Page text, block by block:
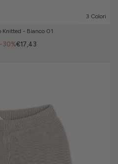
3 Colori
Knitted - Bianco 01
-30%€17,43